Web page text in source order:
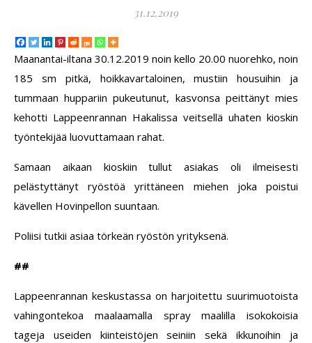
31.12.2019
Maanantai-iltana 30.12.2019 noin kello 20.00 nuorehko, noin
185 sm pitkä, hoikkavartaloinen, mustiin housuihin ja
tummaan huppariin pukeutunut, kasvonsa peittänyt mies
kehotti Lappeenrannan Hakalissa veitsellä uhaten kioskin
työntekijää luovuttamaan rahat.
Samaan aikaan kioskiin tullut asiakas oli ilmeisesti
pelästyttänyt ryöstöä yrittäneen miehen joka poistui
kävellen Hovinpellon suuntaan.
Poliisi tutkii asiaa törkeän ryöstön yrityksenä.
##
Lappeenrannan keskustassa on harjoitettu suurimuotoista
vahingontekoa maalaamalla spray maalilla isokokoisia
tageja useiden kiinteistöjen seiniin sekä ikkunoihin ja